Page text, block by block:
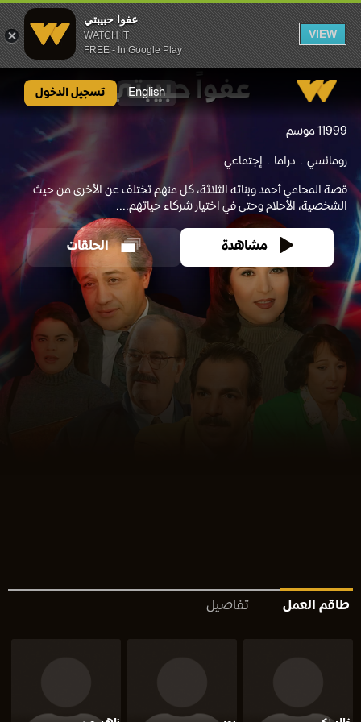
عفوا حبيبتي
WATCH IT
FREE - In Google Play
VIEW
English تسجيل الدخول
19991 موسم
رومانسي دراما إجتماعي
قصة المحامي أحمد وبناته الثلاثة، كل منهم تختلف عن الأخرى من حيث
الشخصية، الأحلام وحتى في اختيار شركاء حياتهم....
مشاهدة الحلقات
طاقم العمل تفاصيل